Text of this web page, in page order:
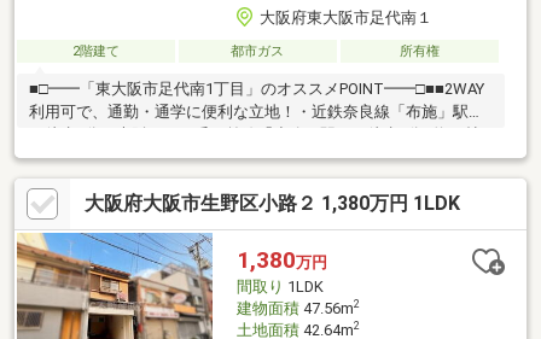
大阪府東大阪市足代南１
2階建て 都市ガス 所有権
■□━━「東大阪市足代南1丁目」のオススメPOINT━━□■■2WAY
利用可で、通勤・通学に便利な立地！・近鉄奈良線「布施」駅ま
で徒歩6分・大阪メトロ千日前線「小路」駅まで徒歩8分■約13帖
のLDは、空間をゾーニングしやすい縦長レイアウト。■キッチン
はシンクとコンロの動線が短く、快適に調理可能。■LDに隣接す
る約5.5帖の洋室は、趣味部屋や家事スペースなど多彩に活用可
能。■約6帖の和室2部屋には床の間・板の間あり。■全居室収納ス
ペースあり。■広々とした玄関スペース。■周辺環境・ローソン東
大阪足代一丁目店 徒歩4分・ドラッグアカカベ足代店 徒歩2分
大阪府大阪市生野区小路２ 1,380万円 1LDK
1,380万円
間取り 1LDK
建物面積47.56m2
土地面積42.64m2